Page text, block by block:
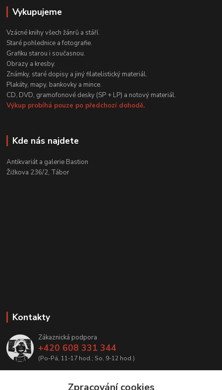
Vykupujeme
Vzácné knihy všech žánrů a stáří.
Staré pohlednice a fotografie.
Grafiku starou i současnou.
Obrazy a kresby.
Známky, staré dopisy a jiný filatelistický materiál.
Plakáty, mapy, bankovky a mince.
CD, DVD, gramofonové desky (SP + LP) a notový materiál.
Výkup probíhá pouze po předchozí dohodě.
Kde nás najdete
Antikvariát a galerie Bastion
Žižkova 236/2, Tábor
Kontakty
Zákaznická podpora
+420 608 331 344
(Po-Pá, 11-17 hod.; So, 9-12 hod.)
Zpracování cookies